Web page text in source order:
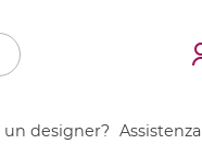
un designer? Assistenza